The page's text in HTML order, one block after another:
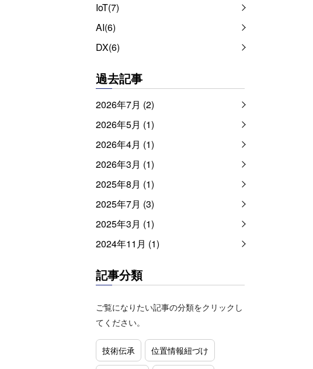
IoT(7)
AI(6)
DX(6)
過去記事
2026年7月 (2)
2026年5月 (1)
2026年4月 (1)
2026年3月 (1)
2025年8月 (1)
2025年7月 (3)
2025年3月 (1)
2024年11月 (1)
記事分類
ご覧になりたい記事の分類をクリックし
てください。
技術伝承 位置情報紐づけ